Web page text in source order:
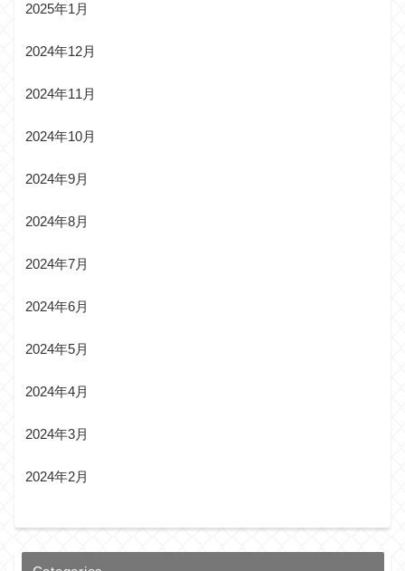
2025年1月
2024年12月
2024年11月
2024年10月
2024年9月
2024年8月
2024年7月
2024年6月
2024年5月
2024年4月
2024年3月
2024年2月